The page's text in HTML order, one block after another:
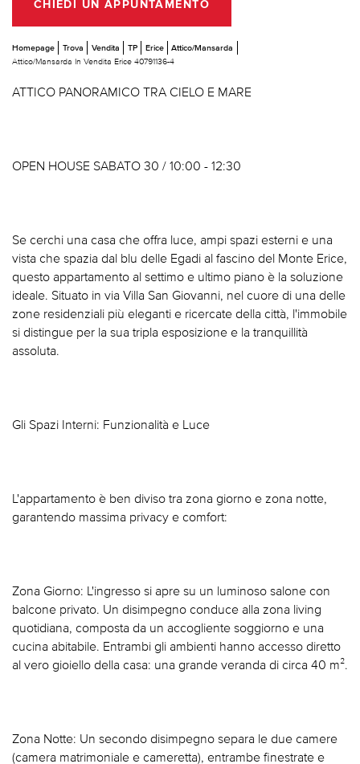
CHIEDI UN APPUNTAMENTO
Homepage Trova Vendita TP Erice
Attico/Mansarda
Attico/Mansarda In Vendita Erice 40791136-4
ATTICO PANORAMICO TRA CIELO E MARE
OPEN HOUSE SABATO 30 / 10:00 - 12:30
Se cerchi una casa che offra luce, ampi spazi esterni e una
vista che spazia dal blu delle Egadi al fascino del Monte Erice,
questo appartamento al settimo e ultimo piano è la soluzione
ideale. Situato in via Villa San Giovanni, nel cuore di una delle
zone residenziali più eleganti e ricercate della città, l'immobile
si distingue per la sua tripla esposizione e la tranquillità
assoluta.
Gli Spazi Interni: Funzionalità e Luce
L'appartamento è ben diviso tra zona giorno e zona notte,
garantendo massima privacy e comfort:
Zona Giorno: L'ingresso si apre su un luminoso salone con
balcone privato. Un disimpegno conduce alla zona living
quotidiana, composta da un accogliente soggiorno e una
cucina abitabile. Entrambi gli ambienti hanno accesso diretto
al vero gioiello della casa: una grande veranda di circa 40 m².
Zona Notte: Un secondo disimpegno separa le due camere
(camera matrimoniale e cameretta), entrambe finestrate e